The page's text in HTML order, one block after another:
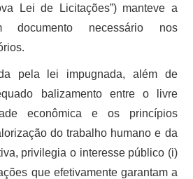
Lei de Licitações”) manteve a
necessário nos
pela lei impugnada, além de
balizamento entre o livre
econômica e os princípios
do trabalho humano e da
privilegia o interesse público (i)
que efetivamente garantam a